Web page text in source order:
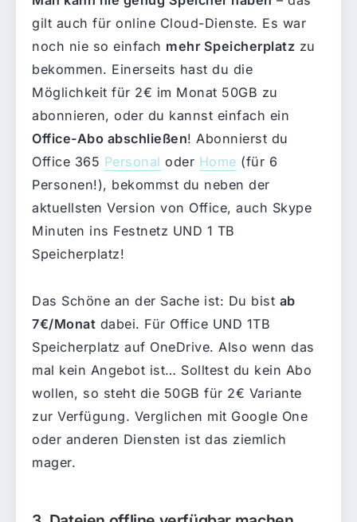
gilt auch für online Cloud-Dienste. Es war
noch nie so einfach mehr Speicherplatz zu
bekommen. Einerseits hast du die
Möglichkeit für 2€ im Monat 50GB zu
abonnieren, oder du kannst einfach ein
Office-Abo abschließen! Abonnierst du
Office 365 Personal oder Home (für 6
Personen!), bekommst du neben der
aktuellsten Version von Office, auch Skype
Minuten ins Festnetz UND 1 TB
Speicherplatz!
Das Schöne an der Sache ist: Du bist ab
7€/Monat dabei. Für Office UND 1TB
Speicherplatz auf OneDrive. Also wenn das
mal kein Angebot ist… Solltest du kein Abo
wollen, so steht die 50GB für 2€ Variante
zur Verfügung. Verglichen mit Google One
oder anderen Diensten ist das ziemlich
mager.